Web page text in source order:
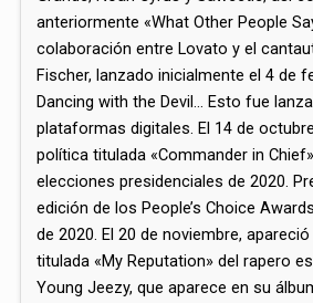
anteriormente «What Other People
colaboración entre Lovato y el
Fischer, lanzado inicialmente el 4 de
Dancing with the Devil… Esto fue
plataformas digitales.​ El 14 de
política titulada «Commander in
elecciones presidenciales de 2020.​
edición de los People’s Choice
de 2020.​ El 20 de noviembre,
titulada «My Reputation» del rapero
Young Jeezy, que aparece en su